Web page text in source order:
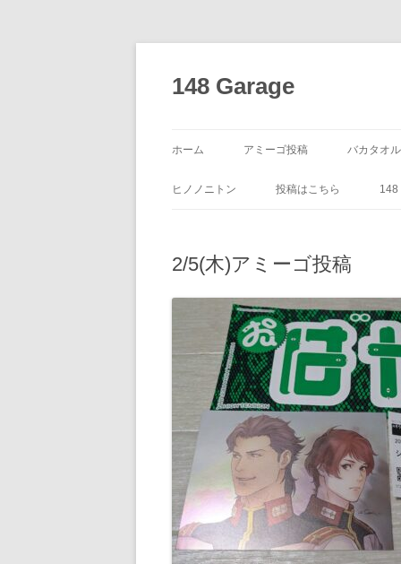
ン
ツ
ッ
148 Garage
ホーム アミーゴ投稿 バカタオ
ヒノノニトン 投稿はこちら
2/5(木)アミーゴ投稿